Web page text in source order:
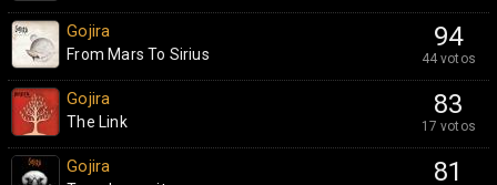
94
44 votos
Gojira
From Mars To Sirius
83
17 votos
Gojira
The Link
81
Gojira